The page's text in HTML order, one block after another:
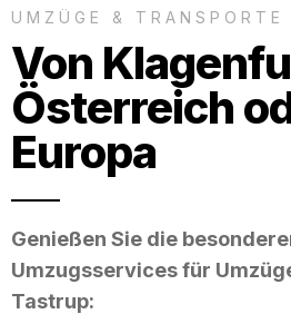
UMZÜGE & TRANSPORTE
Von
Österreich
Europa
Genießen Sie die
Umzugsservices für
Tastrup: